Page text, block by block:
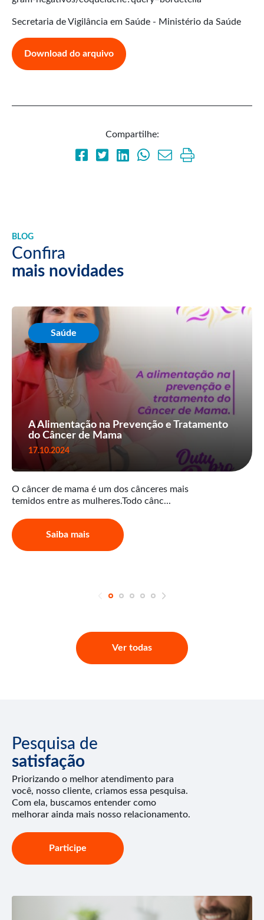
Secretaria de Vigilância em Saúde - Ministério da Saúde
Download do arquivo
Compartilhe:
BLOG
Confira
mais novidades
Saúde
A Alimentação na Prevenção e Tratamento
do Câncer de Mama
17.10.2024
O câncer de mama é um dos cânceres mais
temidos entre as mulheres.Todo cânc...
Saiba mais
Ver todas
Pesquisa de
satisfação
Priorizando o melhor atendimento para
você, nosso cliente, criamos essa pesquisa.
Com ela, buscamos entender como
melhorar ainda mais nosso relacionamento.
Participe